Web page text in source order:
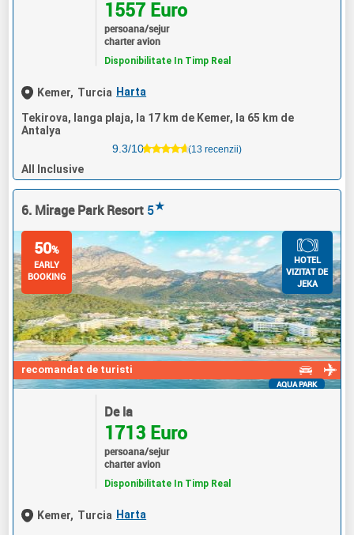
1557 Euro
persoana/sejur
charter avion
Disponibilitate In Timp Real
Kemer, Turcia Harta
Tekirova, langa plaja, la 17 km de Kemer, la 65 km de
Antalya
9.3/10
(13 recenzii)
All Inclusive
6. Mirage Park Resort 5★
recomandat de turisti
50%
EARLY
BOOKING
HOTEL
VIZITAT DE
JEKA
AQUA PARK
De la
1713 Euro
persoana/sejur
charter avion
Disponibilitate In Timp Real
Kemer, Turcia Harta